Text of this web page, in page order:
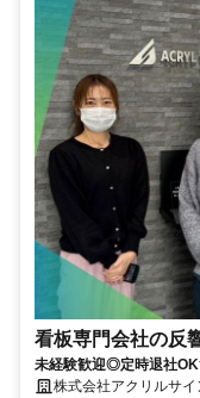
看板専門会社の反
未経験歓迎◎定時退社
株式会社アクリルサイ